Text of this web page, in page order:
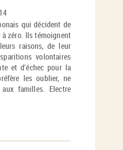
qui décident de
zéro. Ils témoignent
raisons, de leur
volontaires
et d'échec pour la
les oublier, ne
familles. Electre